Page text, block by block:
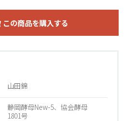
この商品を購入する
山田錦
静岡酵母New-5、協会酵母
1801号